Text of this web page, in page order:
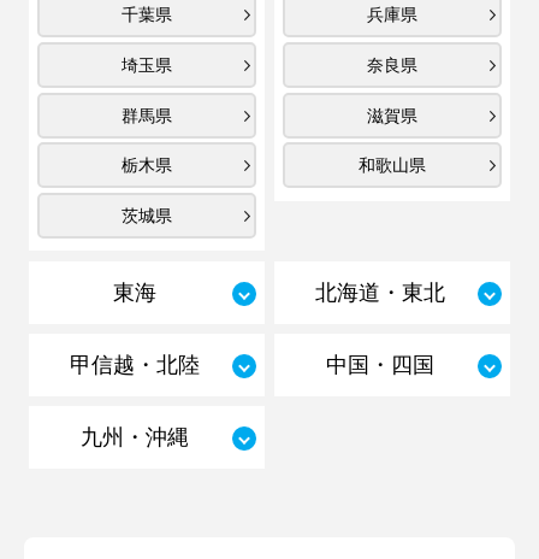
千葉県
埼玉県
群馬県
栃木県
茨城県
兵庫県
奈良県
滋賀県
和歌山県
東海 北海道・東北
甲信越・北陸 中国・四国
九州・沖縄